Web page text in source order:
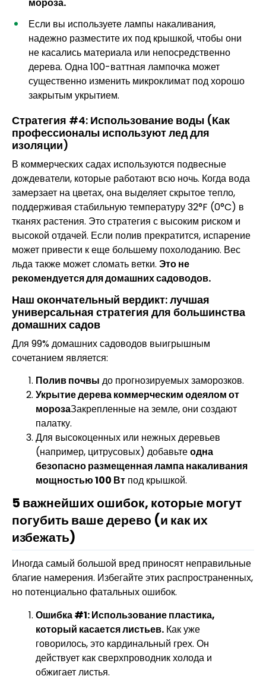
Если вы используете лампы накаливания,
надежно разместите их под крышкой, чтобы они
не касались материала или непосредственно
дерева. Одна 100-ваттная лампочка может
существенно изменить микроклимат под хорошо
закрытым укрытием.
Стратегия #4: Использование воды (Как
профессионалы используют лед для
изоляции)
В коммерческих садах используются подвесные
дождеватели, которые работают всю ночь. Когда вода
замерзает на цветах, она выделяет скрытое тепло,
поддерживая стабильную температуру 32°F (0°C) в
тканях растения. Это стратегия с высоким риском и
высокой отдачей. Если полив прекратится, испарение
может привести к еще большему похолоданию. Вес
льда также может сломать ветки. Это не
рекомендуется для домашних садоводов.
Наш окончательный вердикт: лучшая
универсальная стратегия для большинства
домашних садов
Для 99% домашних садоводов выигрышным
сочетанием является:
Полив почвы до прогнозируемых заморозков.
Укрытие дерева коммерческим одеялом от
морозаЗакрепленные на земле, они создают
палатку.
Для высокоценных или нежных деревьев
(например, цитрусовых) добавьтеодна
безопасно размещенная лампа накаливания
мощностью 100 Вт под крышкой.
5 важнейших ошибок, которые могут
погубить ваше дерево (и как их
избежать)
Иногда самый большой вред приносят неправильные
благие намерения. Избегайте этих распространенных,
но потенциально фатальных ошибок.
Ошибка #1: Использование пластика,
который касается листьев. Как уже
говорилось, это кардинальный грех. Он
действует как сверхпроводник холода и
обжигает листья.